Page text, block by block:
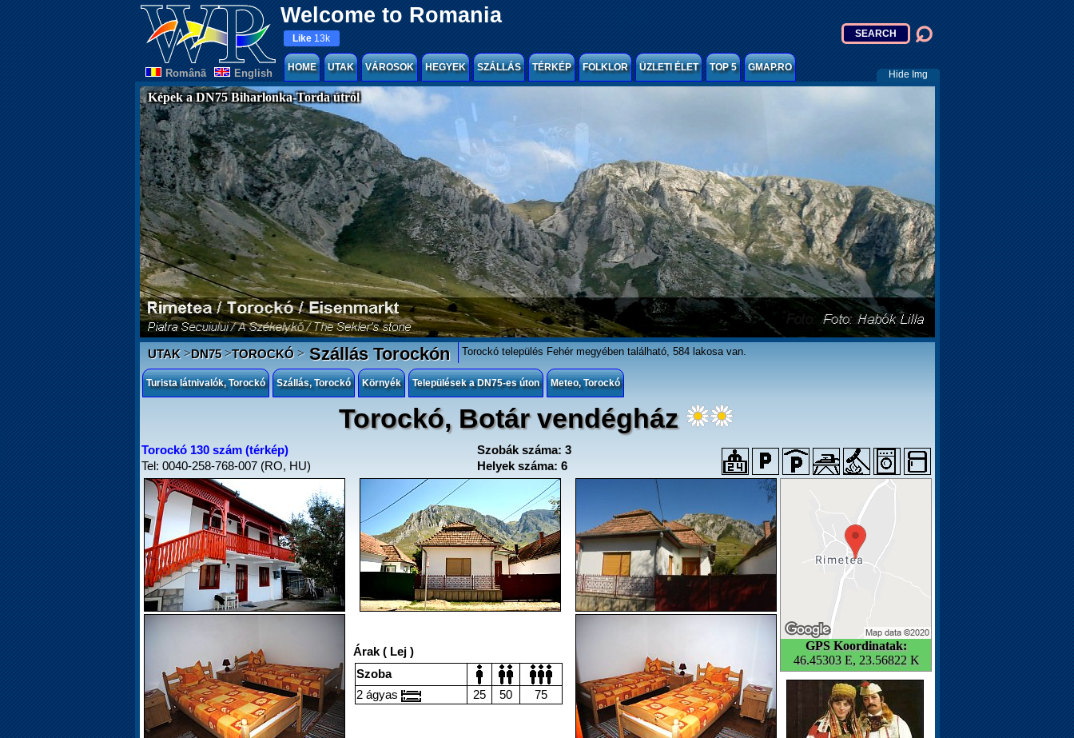
Welcome to Romania
Românã English
Like 13k
HOME UTAK VÁROSOK HEGYEK SZÁLLÁS TÉRKÉP FOLKLOR ÜZLETI ÉLET TOP 5 GMAP.RO
Hide Img
Képek a DN75 Biharlonka-Torda útról
UTAK>DN75>TOROCKÓ>Szállás Torockón Torockó település Fehér megyében található, 584 lakosa van.
Turista látnivalók, Torockó Szállás, Torockó Környék Települések a DN75-es úton Meteo, Torockó
Torockó, Botár vendégház
GPS Koordinatak:
46.45303 E, 23.56822 K
Torockó 130 szám (térkép)
Tel: 0040-258-768-007 (RO, HU)
Szobák száma: 3
Helyek száma: 6
Árak ( Lej )
Szoba
2 ágyas
25 50 75